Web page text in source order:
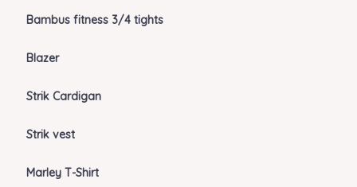
Bambus fitness 3/4 tights
Blazer
Strik Cardigan
Strik vest
Marley T-Shirt